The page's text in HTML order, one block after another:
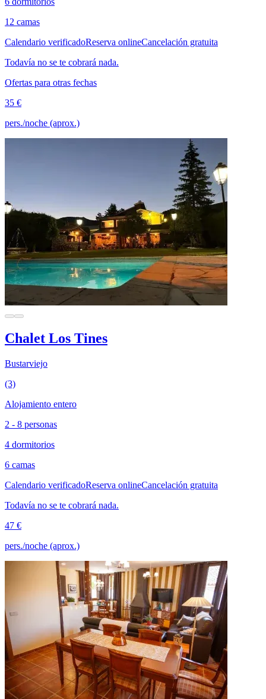
12 camas
Calendario verificadoReserva onlineCancelación gratuita
Todavía no se te cobrará nada.
Ofertas para otras fechas
35 €
pers./noche (aprox.)
Chalet Los Tines
Bustarviejo
(3)
Alojamiento entero
2 - 8 personas
4 dormitorios
6 camas
Calendario verificadoReserva onlineCancelación gratuita
Todavía no se te cobrará nada.
47 €
pers./noche (aprox.)